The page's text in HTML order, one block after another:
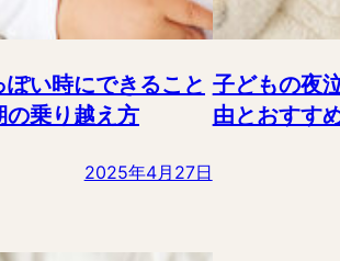
い時にできること
の乗り越え方
2025年4月27日
子どもの夜
由とおすす